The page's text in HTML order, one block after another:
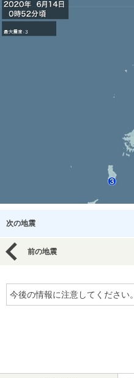
次の地震
前の地震
今後の情報に注意してください。